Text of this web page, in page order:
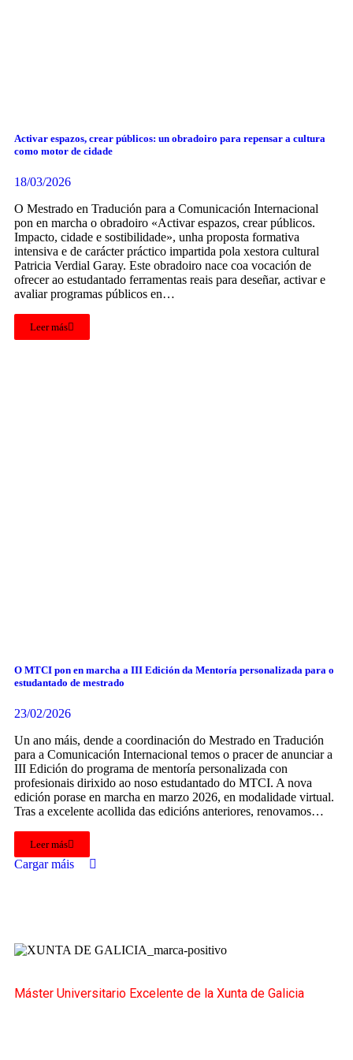
Activar espazos, crear públicos: un obradoiro para repensar a cultura
como motor de cidade
18/03/2026
O Mestrado en Tradución para a Comunicación Internacional
pon en marcha o obradoiro «Activar espazos, crear públicos.
Impacto, cidade e sostibilidade», unha proposta formativa
intensiva e de carácter práctico impartida pola xestora cultural
Patricia Verdial Garay. Este obradoiro nace coa vocación de
ofrecer ao estudantado ferramentas reais para deseñar, activar e
avaliar programas públicos en…
Leer más
O MTCI pon en marcha a III Edición da Mentoría personalizada para o
estudantado de mestrado
23/02/2026
Un ano máis, dende a coordinación do Mestrado en Tradución
para a Comunicación Internacional temos o pracer de anunciar a
III Edición do programa de mentoría personalizada con
profesionais dirixido ao noso estudantado do MTCI. A nova
edición porase en marcha en marzo 2026, en modalidade virtual.
Tras a excelente acollida das edicións anteriores, renovamos…
Leer más
Cargar máis
Máster Universitario Excelente de la Xunta de Galicia